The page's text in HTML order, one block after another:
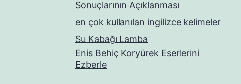
Sonuçlarının Açıklanması
en çok kullanılan ingilizce kelimeler
Su Kabağı Lamba
Enis Behiç Koryürek Eserlerini
Ezberle